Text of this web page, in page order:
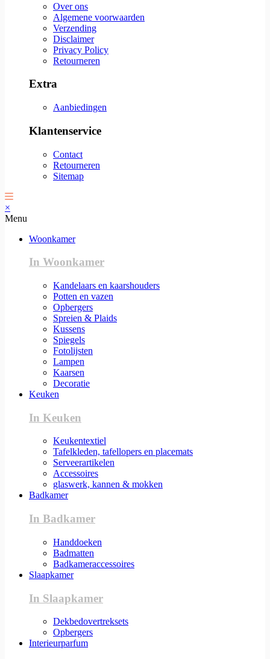
Over ons
Algemene voorwaarden
Verzending
Disclaimer
Privacy Policy
Retourneren
Extra
Aanbiedingen
Klantenservice
Contact
Retourneren
Sitemap
×
Menu
Woonkamer
In Woonkamer
Kandelaars en kaarshouders
Potten en vazen
Opbergers
Spreien & Plaids
Kussens
Spiegels
Fotolijsten
Lampen
Kaarsen
Decoratie
Keuken
In Keuken
Keukentextiel
Tafelkleden, tafellopers en placemats
Serveerartikelen
Accessoires
glaswerk, kannen & mokken
Badkamer
In Badkamer
Handdoeken
Badmatten
Badkameraccessoires
Slaapkamer
In Slaapkamer
Dekbedovertreksets
Opbergers
Interieurparfum